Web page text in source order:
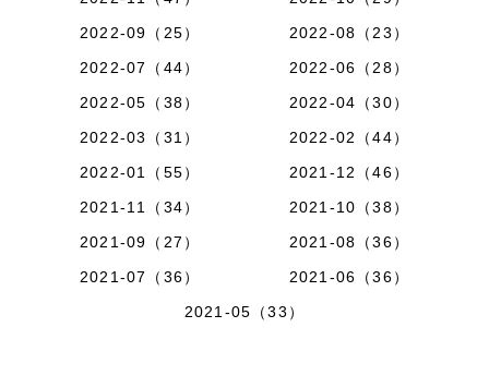
2022-09（25）
2022-08（23）
2022-07（44）
2022-06（28）
2022-05（38）
2022-04（30）
2022-03（31）
2022-02（44）
2022-01（55）
2021-12（46）
2021-11（34）
2021-10（38）
2021-09（27）
2021-08（36）
2021-07（36）
2021-06（36）
2021-05（33）